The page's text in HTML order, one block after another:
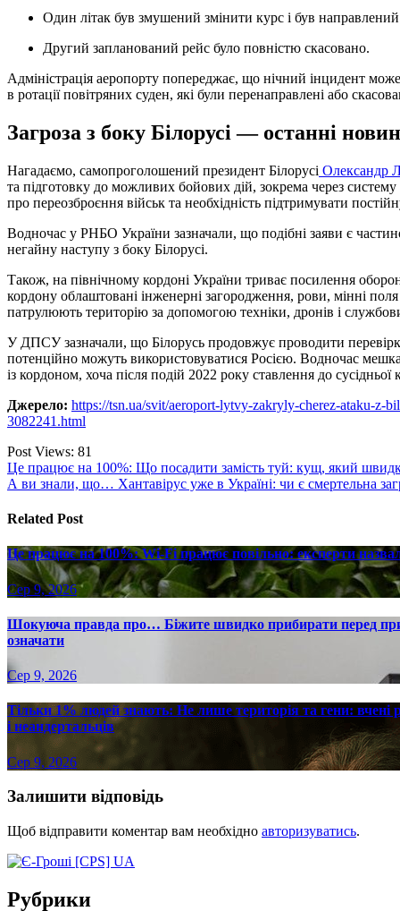
Один літак був змушений змінити курс і був
Другий запланований рейс було повністю скасовано.
Адміністрація аеропорту попереджає, що нічний інцидент
в ротації повітряних суден, які були перенаправлені або
Загроза з боку Білорусі — останні
Нагадаємо, самопроголошений президент Білорусі Олександр
та підготовку до можливих бойових дій, зокрема через систему
про переозброєння військ та необхідність підтримувати
Водночас у РНБО України зазначали, що подібні заяви є
негайну наступу з боку Білорусі.
Також, на північному кордоні України триває посилення
кордону облаштовані інженерні загородження, рови, мінні
патрулюють територію за допомогою техніки, дронів і
У ДПСУ зазначали, що Білорусь продовжує проводити
потенційно можуть використовуватися Росією. Водночас
із кордоном, хоча після подій 2022 року ставлення до сусідньої
Джерело: https://tsn.ua/svit/aeroport-lytvy-zakryly-cherez-ataku-z-
3082241.html
Post Views: 81
Навігація
записів
Це працює на 100%: Що посадити замість туй: кущ, який
А ви знали, що… Хантавірус уже в Україні: чи є смертельна
Related Post
Це працює на 100%: Wi-Fi працює повільно: експерти
Сер 9, 2026
Шокуюча правда про… Біжите швидко прибирати перед
означати
Сер 9, 2026
Тільки 1% людей знають: Не лише територія та гени: вчені
і неандертальців
Сер 9, 2026
Залишити відповідь
Щоб відправити коментар вам необхідно авторизуватись.
Рубрики